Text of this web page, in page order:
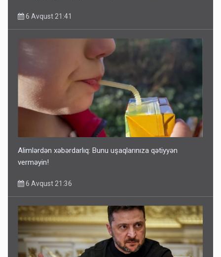
6 Avqust 21:41
Alimlərdən xəbərdarlıq: Bunu uşaqlarınıza qətiyyən
verməyin!
6 Avqust 21:36